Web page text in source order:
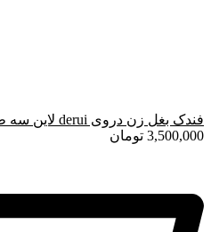
فندک بغل زن دروی derui لاین سه طرح شمش
3,500,000 تومان